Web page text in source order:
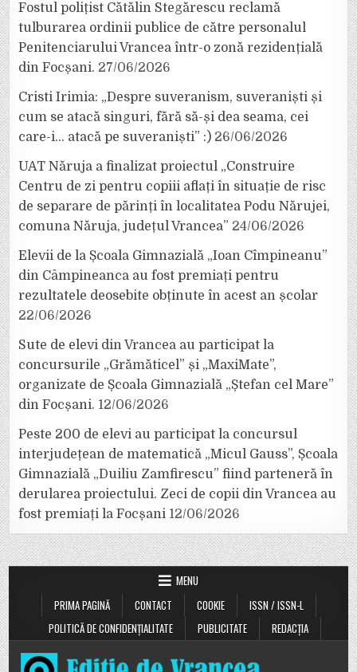
Fostul polițist Cătălin Stegărescu reclamă
tulburarea ordinii publice de către personalul
Penitenciarului Vrancea într-o zonă rezidențială
din Focșani. 27/06/2026
Cristi Irimia: „Despre suveranism, suveraniști și
cum se atacă singuri, fără să-și dea seama, cei
care-i… atacă pe suveraniști” :) 26/06/2026
UAT Năruja a finalizat proiectul „Construire
Centru de zi pentru copiii aflați în situație de risc
de separare de părinți în localitatea Podu Nărujei,
comuna Năruja, județul Vrancea” 24/06/2026
Elevii de la Școala Gimnazială „Ioan Cîmpineanu”
din Câmpineanca au fost premiați pentru
rezultatele deosebite obținute în acest an școlar
22/06/2026
Sute de elevi din Vrancea au participat la
concursurile „Grămăticel” și „MaxiMate”,
organizate de Școala Gimnazială „Ștefan cel Mare”
din Focșani. 12/06/2026
Peste 200 de elevi au participat la concursul
interjudețean de matematică „Micul Gauss”, Școala
Gimnazială „Duiliu Zamfirescu” fiind parteneră în
derularea proiectului. Zeci de copii din Vrancea au
fost premiați la Focșani 12/06/2026
MENU
PRIMA PAGINĂ
CONTACT COOKIE
ISSN / ISSN-L
POLITICĂ DE CONFIDENȚIALITATE
PUBLICITATE REDACȚIA